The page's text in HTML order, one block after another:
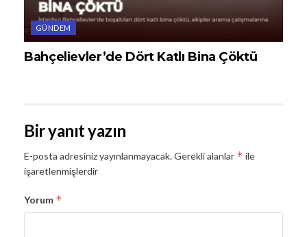
GÜNDEM
Bahçelievler’de Dört Katlı Bina Çöktü
Bir yanıt yazın
E-posta adresiniz yayınlanmayacak.Gerekli alanlar * ile
işaretlenmişlerdir
Yorum *